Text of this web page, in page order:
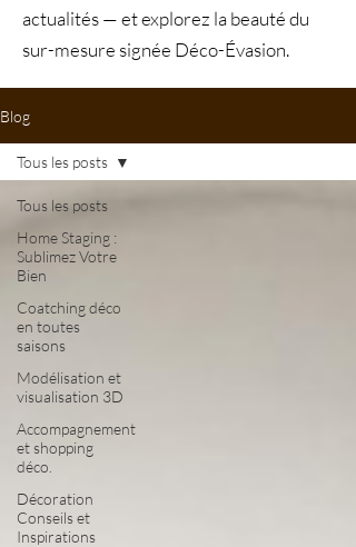
actualités — et explorez la beauté du
sur-mesure signée Déco-Évasion.
Blog
Tous les posts
Home Staging :
Sublimez Votre
Bien
Coatching déco
en toutes
saisons
Modélisation et
visualisation 3D
Accompagnement
et shopping
déco.
Décoration
Conseils et
Inspirations
Tous les posts